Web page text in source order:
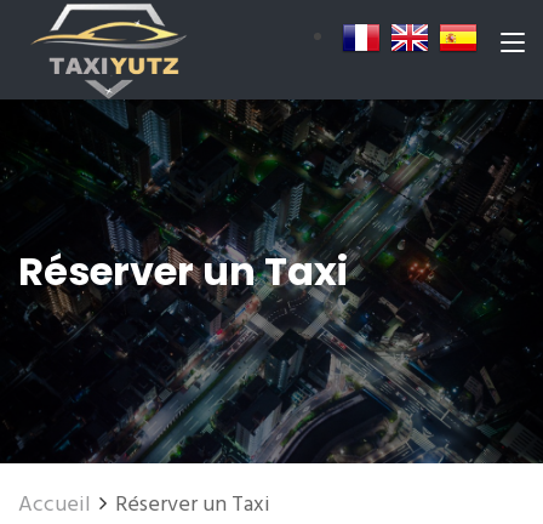
Réserver un Taxi
Accueil Réserver un Taxi